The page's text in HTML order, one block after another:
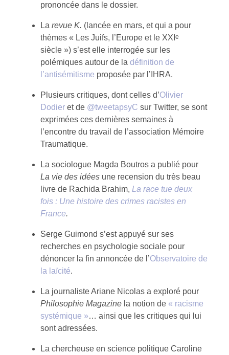
prononcée dans le dossier.
La revue K. (lancée en mars, et qui a pour
thèmes « Les Juifs, l’Europe et le XXI e
siècle ») s’est elle interrogée sur les
polémiques autour de la définition de
l’antisémitisme proposée par l’IHRA.
Plusieurs critiques, dont celles d’Olivier
Dodier et de @tweetapsyC sur Twitter, se sont
exprimées ces dernières semaines à
l’encontre du travail de l’association Mémoire
Traumatique.
La sociologue Magda Boutros a publié pour
La vie des idées une recension du très beau
livre de Rachida Brahim, La race tue deux
fois : Une histoire des crimes racistes en
France.
Serge Guimond s’est appuyé sur ses
recherches en psychologie sociale pour
dénoncer la fin annoncée de l’Observatoire de
la laïcité.
La journaliste Ariane Nicolas a exploré pour
Philosophie Magazine la notion de « racisme
systémique »… ainsi que les critiques qui lui
sont adressées.
La chercheuse en science politique Caroline